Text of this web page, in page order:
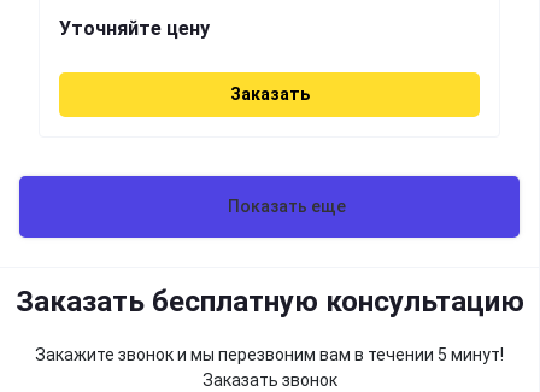
Уточняйте цену
Заказать
Показать еще
Заказать бесплатную консультацию
Закажите звонок и мы перезвоним вам в течении 5 минут!
Заказать звонок